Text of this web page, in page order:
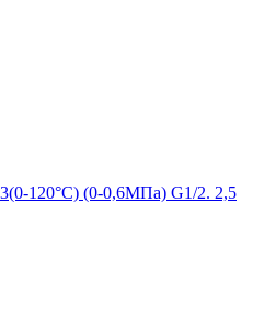
120°С) (0-0,6МПа) G1/2. 2,5